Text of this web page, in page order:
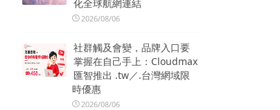
化全球航網連結
2026/08/06
社群觸及會變，品牌入口要
掌握在自己手上：Cloudmax
匯智推出 .tw／.台灣網域限
時優惠
2026/08/06